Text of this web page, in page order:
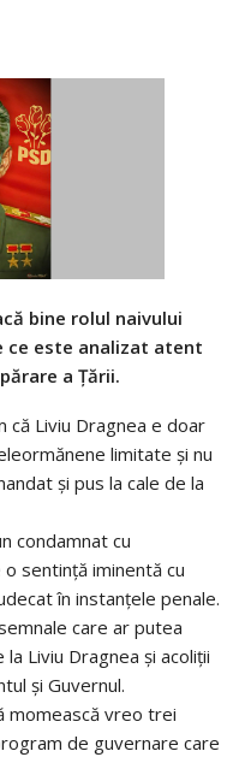
bine rolul naivului
ce este analizat atent
a Țării.
că Liviu Dragnea e doar
limitate și nu
și pus la cale de la
condamnat cu
sentință iminentă cu
în instanțele penale.
care ar putea
Liviu Dragnea și acoliții
și Guvernul.
momească vreo trei
de guvernare care